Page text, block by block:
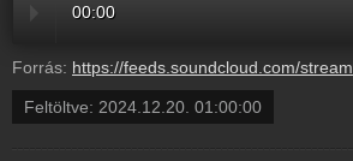
00:00
Forrás: https://feeds.soundcloud.com/stream/1990563955-radio1hungary-balazsek-disznovagas-3.mp3
Feltöltve: 2024.12.20. 01:00:00